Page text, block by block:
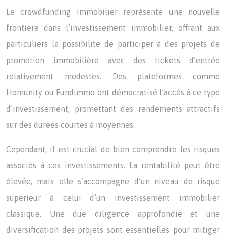
Le crowdfunding immobilier représente une nouvelle
frontière dans l’investissement immobilier, offrant aux
particuliers la possibilité de participer à des projets de
promotion immobilière avec des tickets d’entrée
relativement modestes. Des plateformes comme
Homunity ou Fundimmo ont démocratisé l’accès à ce type
d’investissement, promettant des rendements attractifs
sur des durées courtes à moyennes.
Cependant, il est crucial de bien comprendre les risques
associés à ces investissements. La rentabilité peut être
élevée, mais elle s’accompagne d’un niveau de risque
supérieur à celui d’un investissement immobilier
classique. Une due diligence approfondie et une
diversification des projets sont essentielles pour mitiger